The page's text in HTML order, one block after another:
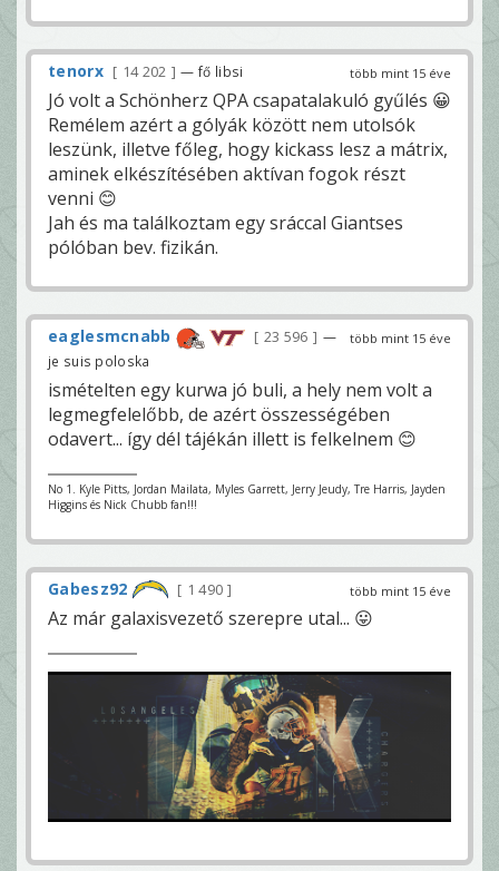
több mint 15 éve
tenorx 14 202 — fő libsi
Jó volt a Schönherz QPA csapatalakuló gyűlés 😀
Remélem azért a gólyák között nem utolsók
leszünk, illetve főleg, hogy kickass lesz a mátrix,
aminek elkészítésében aktívan fogok részt
venni 😊
Jah és ma találkoztam egy sráccal Giantses
pólóban bev. fizikán.
több mint 15 éve
eaglesmcnabb 23 596
—
je suis poloska
ismételten egy kurwa jó buli, a hely nem volt a
legmegfelelőbb, de azért összességében
odavert... így dél tájékán illett is felkelnem 😊
No 1. Kyle Pitts, Jordan Mailata, Myles Garrett, Jerry Jeudy, Tre Harris, Jayden
Higgins és Nick Chubb fan!!!
több mint 15 éve
Gabesz92 1 490
Az már galaxisvezető szerepre utal... 😛